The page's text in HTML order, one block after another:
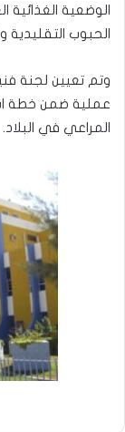
الوضعية الغذائية
الحبوب
وتم تعيين لجنة
عملية ضمن خطة
المراعي في البلاد.